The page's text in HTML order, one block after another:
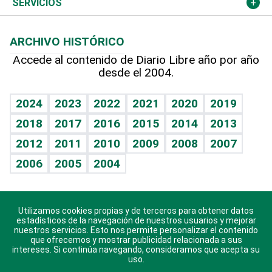
Hablando con el pediatra
Vida y familia
Eñe
Celebrando la vida
Sin complejos
En pocas palabras
Escuchando al corazón
Economía Personal
Línea de hit
TBT Deportivo
Opinión
Hecho en casa
Guía del dinero
SERVICIOS
Cumpleaños
Horóscopos
Crucigramas
ARCHIVO HISTÓRICO
Accede al contenido de Diario Libre año por año
desde el 2004.
2024 2023 2022 2021 2020
2019
2018
2017 2016 2015 2014
2013
2012
2011 2010 2009 2008
2007
2006
2005 2004
Descarga nuestras aplicaciones para Android, iOS y
sistema Huawei.
Utilizamos cookies propias y de terceros para obtener datos
estadísticos de la navegación de nuestros usuarios y mejorar
nuestros servicios. Esto nos permite personalizar el contenido
que ofrecemos y mostrar publicidad relacionada a sus
intereses. Si continúa navegando, consideramos que acepta su
uso.